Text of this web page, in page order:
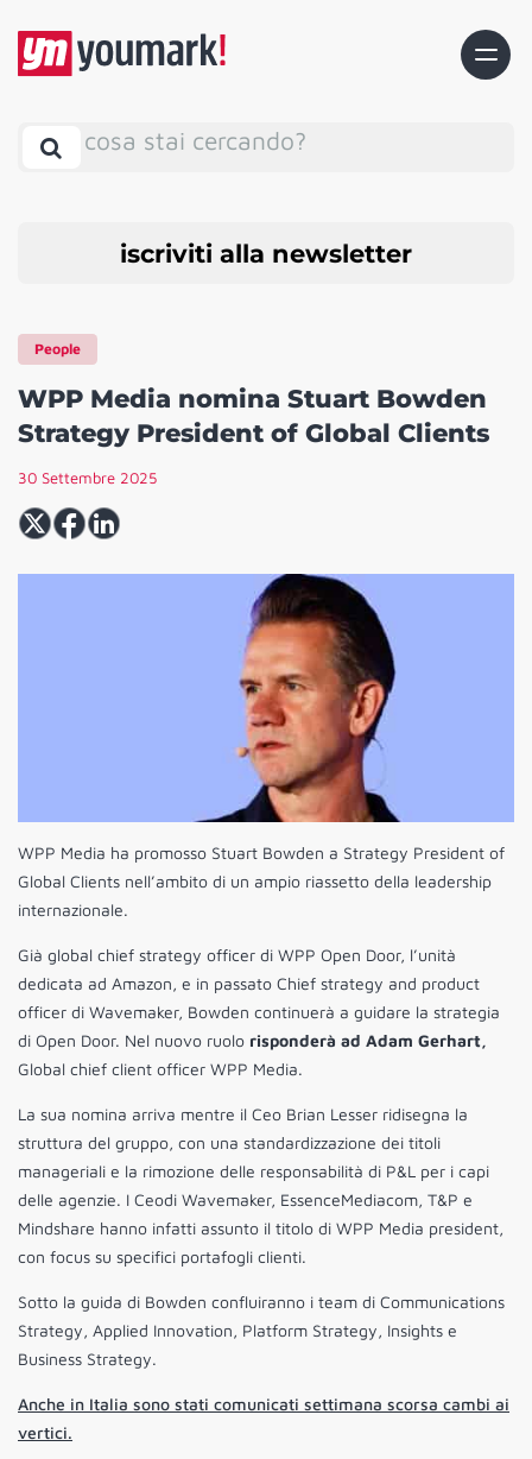
cosa stai cercando?
iscriviti alla newsletter
People
WPP Media nomina Stuart Bowden
Strategy President of Global Clients
30 Settembre 2025
WPP Media ha promosso Stuart Bowden a Strategy President of
Global Clients nell’ambito di un ampio riassetto della leadership
internazionale.
Già global chief strategy officer di WPP Open Door, l’unità
dedicata ad Amazon, e in passato Chief strategy and product
officer di Wavemaker, Bowden continuerà a guidare la strategia
di Open Door. Nel nuovo ruolo risponderà ad Adam Gerhart,
Global chief client officer WPP Media.
La sua nomina arriva mentre il Ceo Brian Lesser ridisegna la
struttura del gruppo, con una standardizzazione dei titoli
manageriali e la rimozione delle responsabilità di P&L per i capi
delle agenzie. I Ceodi Wavemaker, EssenceMediacom, T&P e
Mindshare hanno infatti assunto il titolo di WPP Media president,
con focus su specifici portafogli clienti.
Sotto la guida di Bowden confluiranno i team di Communications
Strategy, Applied Innovation, Platform Strategy, Insights e
Business Strategy.
Anche in Italia sono stati comunicati settimana scorsa cambi ai
vertici.